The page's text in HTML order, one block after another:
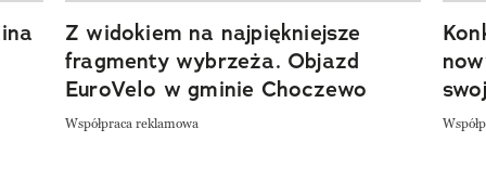
Z widokiem na najpiękniejsze
fragmenty wybrzeża. Objazd
EuroVelo w gminie Choczewo
Współpraca reklamowa